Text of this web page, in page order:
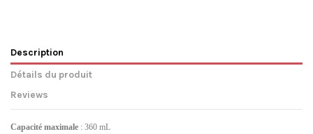
Description
Détails du produit
Reviews
Capacité maximale : 360 mL